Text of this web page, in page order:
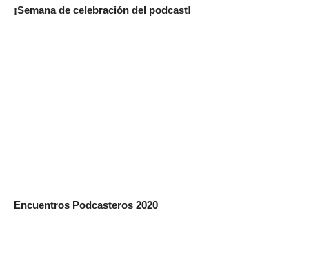
¡Semana de celebración del podcast!
Encuentros Podcasteros 2020